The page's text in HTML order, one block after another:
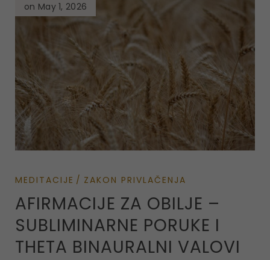
on May 1, 2026
MEDITACIJE ZAKON PRIVLAČENJA
AFIRMACIJE ZA OBILJE –
SUBLIMINARNE PORUKE I
THETA BINAURALNI VALOVI